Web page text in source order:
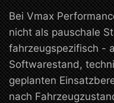
Bei Vmax
nicht als pauschale
fahrzeugspezifisch -
Softwarestand,
geplanten
nach